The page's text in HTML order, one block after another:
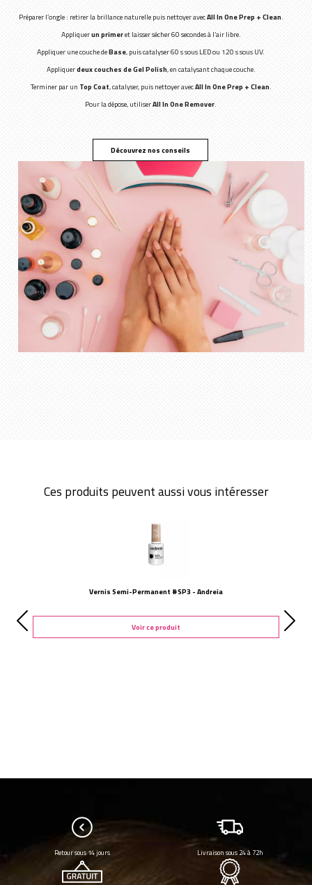
Préparer l’ongle : retirer la brillance naturelle puis nettoyer avecAll In One Prep + Clean.
Appliquerun primeret laisser sécher 60 secondes à l’air libre.
Appliquer une couche deBase, puis catalyser 60 s sous LED ou 120 s sous UV.
Appliquerdeux couches de Gel Polish, en catalysant chaque couche.
Terminer par un Top Coat, catalyser, puis nettoyer avecAll In One Prep + Clean.
Pour la dépose, utiliserAll In One Remover.
Découvrez nos conseils
Ces produits peuvent aussi vous intéresser
Vernis Semi-Permanent #SP3 - Andreia
Voir ce produit
Retour sous 14 jours Livraison sous 24 à 72h